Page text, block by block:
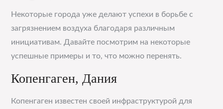
Некоторые города уже делают успехи в борьбе с
загрязнением воздуха благодаря различным
инициативам. Давайте посмотрим на некоторые
успешные примеры и то, что можно перенять.
Копенгаген, Дания
Копенгаген известен своей инфраструктурой для